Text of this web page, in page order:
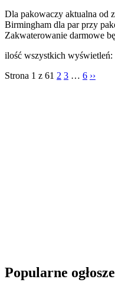
Dla pakowaczy aktualna od
Birmingham dla par przy
Zakwaterowanie darmowe
ilość wszystkich wyświetleń:
Strona 1 z 61 2 3 … 6 ››
Popularne